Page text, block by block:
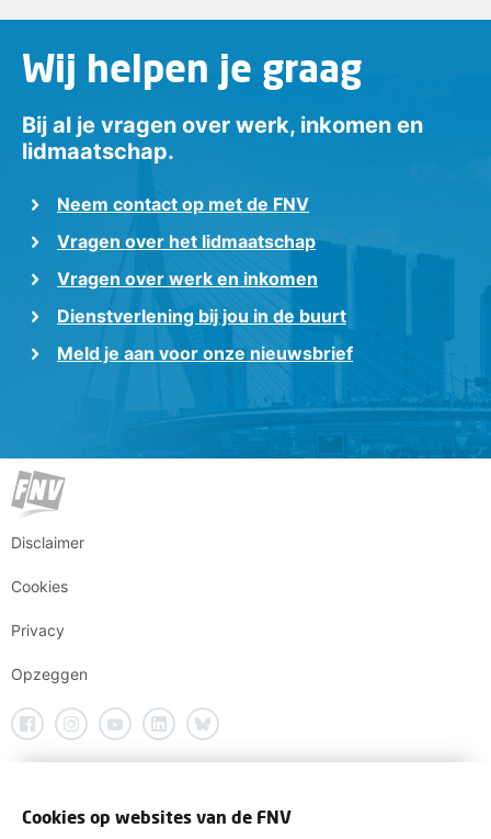
Wij helpen je graag
Bij al je vragen over werk, inkomen en
lidmaatschap.
Neem contact op met de FNV
Vragen over het lidmaatschap
Vragen over werk en inkomen
Dienstverlening bij jou in de buurt
Meld je aan voor onze nieuwsbrief
Disclaimer
Cookies
Privacy
Opzeggen
Cookies op websites van de FNV